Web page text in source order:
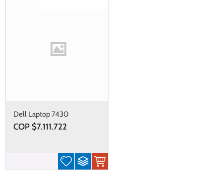
Dell Laptop 7430
COP $7.111.722